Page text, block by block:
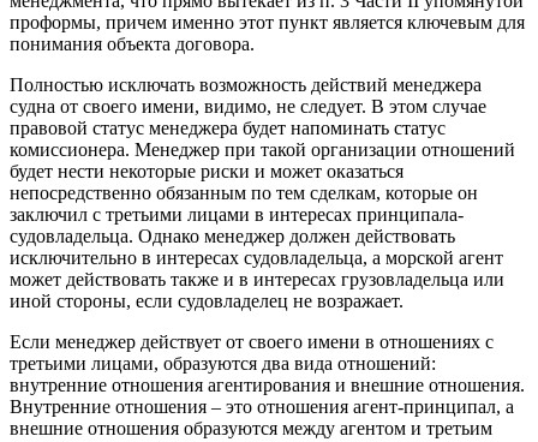
проформы, причем именно этот пункт является ключевым для
понимания объекта договора.
Полностью исключать возможность действий менеджера
судна от своего имени, видимо, не следует. В этом случае
правовой статус менеджера будет напоминать статус
комиссионера. Менеджер при такой организации отношений
будет нести некоторые риски и может оказаться
непосредственно обязанным по тем сделкам, которые он
заключил с третьими лицами в интересах принципала-
судовладельца. Однако менеджер должен действовать
исключительно в интересах судовладельца, а морской агент
может действовать также и в интересах грузовладельца или
иной стороны, если судовладелец не возражает.
Если менеджер действует от своего имени в отношениях с
третьими лицами, образуются два вида отношений:
внутренние отношения агентирования и внешние отношения.
Внутренние отношения – это отношения агент-принципал, а
внешние отношения образуются между агентом и третьим